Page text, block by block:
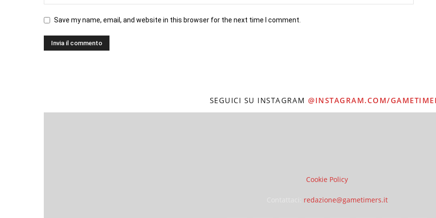
Save my name, email, and website in this browser for the next time I comment.
SEGUICI SU INSTAGRAM @INSTAGRAM.COM/
Cookie Policy
redazione@gametimers.it